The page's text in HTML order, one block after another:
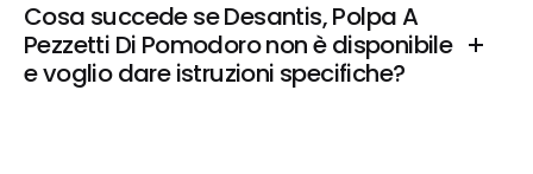
Cosa succede se Desantis, Polpa A
Pezzetti Di Pomodoro non è disponibile
e voglio dare istruzioni specifiche?